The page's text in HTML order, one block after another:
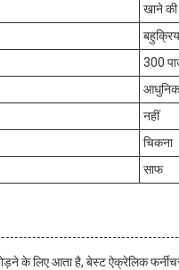
खाने की
300
आधुनिक
नहीं
चिकना
साफ
के लिए आता है, बेस्ट ऐक्रेलिक